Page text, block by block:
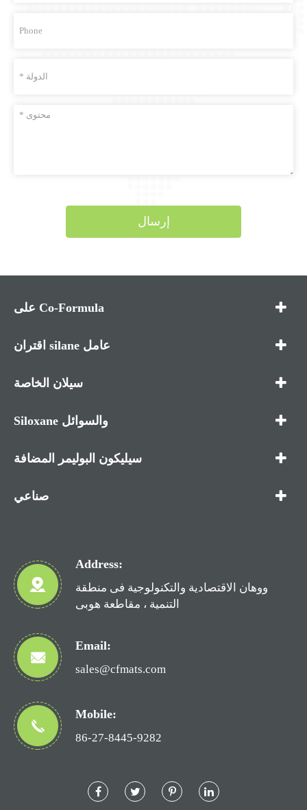
إرسال
على Co-Formula
اقتران silane عامل
سيلان الخاصة
Siloxane والسوائل
سيليكون البوليمر المضافة
صناعي
Address:
ووهان الاقتصادية والتكنولوجية فى منطقة
التنمية ، مقاطعة هوبى
Email:
sales@cfmats.com
Mobile:
86-27-8445-9282